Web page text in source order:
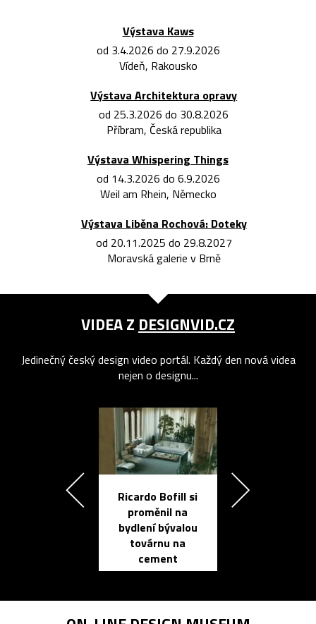
Výstava Kaws
od 3.4.2026 do 27.9.2026
Vídeň, Rakousko
Výstava Architektura opravy
od 25.3.2026 do 30.8.2026
Příbram, Česká republika
Výstava Whispering Things
od 14.3.2026 do 6.9.2026
Weil am Rhein, Německo
Výstava Liběna Rochová: Doteky
od 20.11.2025 do 29.8.2027
Moravská galerie v Brně
VIDEA Z DESIGNVID.CZ
Jedinečný český design video portál. Každý den nová videa
nejen o designu...
Ricardo Bofill si
proměnil na
bydlení bývalou
továrnu na
cement